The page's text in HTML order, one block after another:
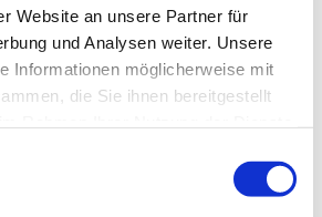
Website an unsere Partner für
und Analysen weiter. Unsere
Informationen möglicherweise mit
die Sie ihnen bereitgestellt
Horst Krause, Peter
Stade, Klaus Peter Bondör,
Khaled Khan Keshmiri, André
Andreas Diehr, Christel
Lieselotte Schramm, Hanna
Klaus-Dieter Dahlke,